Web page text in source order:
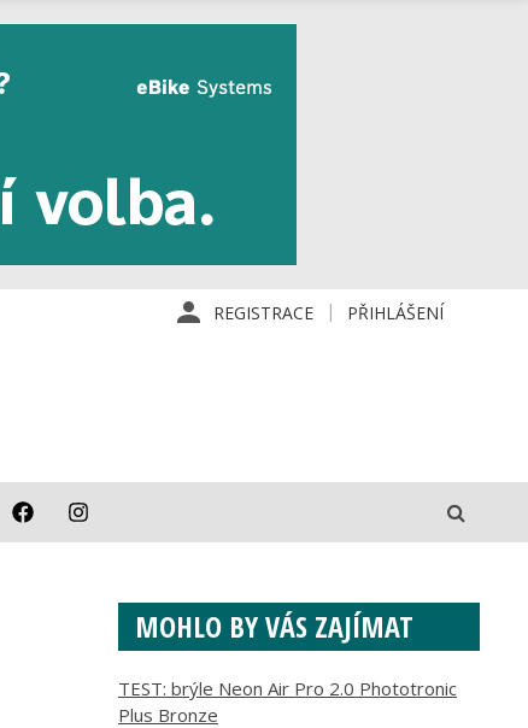
REGISTRACE PŘIHLÁŠENÍ
MOHLO BY VÁS ZAJÍMAT
TEST: brýle Neon Air Pro 2.0 Phototronic
Plus Bronze